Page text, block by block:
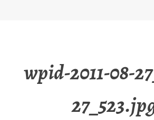
wpid-2011-08-